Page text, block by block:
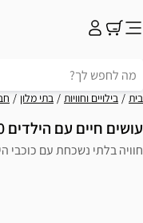
בית בילויים וחוויות בתי מלון
עושים חיים עם הילדים 20 | לאונרדו קלאב טבריה
חוויה בלתי נשכחת עם כוכבי